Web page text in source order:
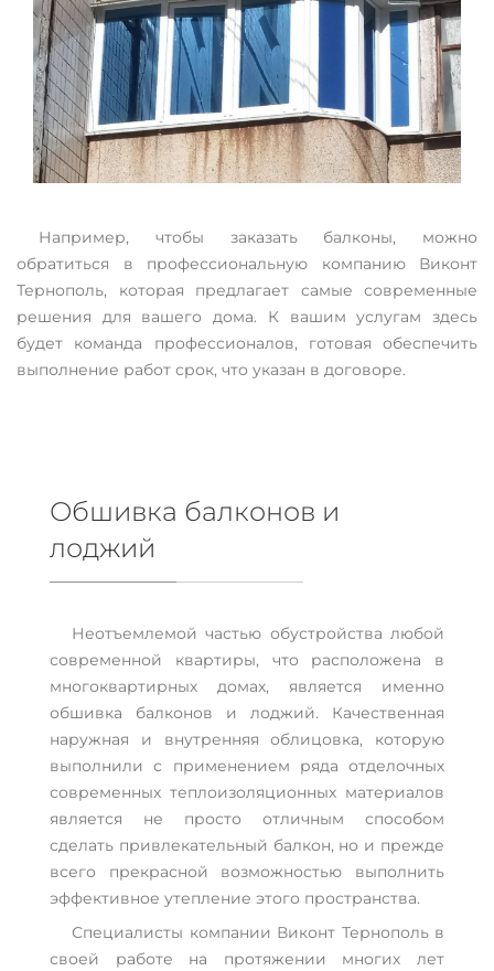
Например, чтобы заказать балконы, можно
обратиться в профессиональную компанию Виконт
Тернополь, которая предлагает самые современные
решения для вашего дома. К вашим услугам здесь
будет команда профессионалов, готовая обеспечить
выполнение работ срок, что указан в договоре.
Обшивка балконов и
лоджий
Неотъемлемой частью обустройства любой
современной квартиры, что расположена в
многоквартирных домах, является именно
обшивка балконов и лоджий. Качественная
наружная и внутренняя облицовка, которую
выполнили с применением ряда отделочных
современных теплоизоляционных материалов
является не просто отличным способом
сделать привлекательный балкон, но и прежде
всего прекрасной возможностью выполнить
эффективное утепление этого пространства.
Специалисты компании Виконт Тернополь в
своей работе на протяжении многих лет